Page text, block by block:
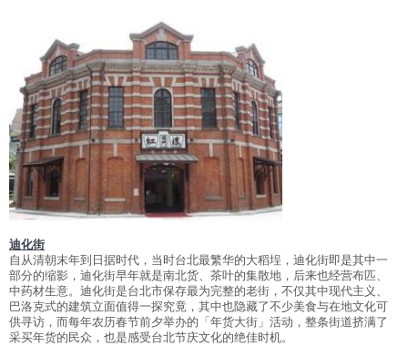
迪化街
自从清朝末年到日据时代，当时台北最繁华的大稻埕，迪化街即是其中一
部分的缩影，迪化街早年就是南北货、茶叶的集散地，后来也经营布匹、
中药材生意。迪化街是台北市保存最为完整的老街，不仅其中现代主义、
巴洛克式的建筑立面值得一探究竟，其中也隐藏了不少美食与在地文化可
供寻访，而每年农历春节前夕举办的「年货大街」活动，整条街道挤满了
采买年货的民众，也是感受台北节庆文化的绝佳时机。